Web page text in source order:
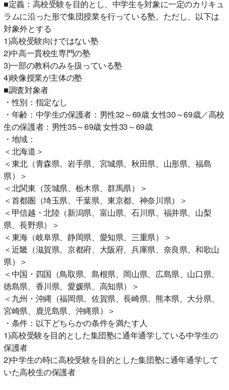
■定義：高校受験を目的とし、中学生を対象に一定のカリキュ
ラムに沿った形で集団授業を行っている塾。ただし、以下は
対象外とする
1)高校受験向けではない塾
2)中高一貫校生専門の塾
3)一部の教科のみを扱っている塾
4)映像授業が主体の塾
■調査対象者
・性別：指定なし
・年齢：中学生の保護者：男性32～69歳 女性30～69歳／高校
生の保護者：男性35～69歳 女性33～69歳
・地域：
＜北海道＞
＜東北（青森県、岩手県、宮城県、秋田県、山形県、福島
県）＞
＜北関東（茨城県、栃木県、群馬県）＞
＜首都圏（埼玉県、千葉県、東京都、神奈川県）＞
＜甲信越・北陸（新潟県、富山県、石川県、福井県、山梨
県、長野県）＞
＜東海（岐阜県、静岡県、愛知県、三重県）＞
＜近畿（滋賀県、京都府、大阪府、兵庫県、奈良県、和歌山
県）＞
＜中国・四国（鳥取県、島根県、岡山県、広島県、山口県、
徳島県、香川県、愛媛県、高知県）＞
＜九州・沖縄（福岡県、佐賀県、長崎県、熊本県、大分県、
宮崎県、鹿児島県、沖縄県）＞
・条件：以下どちらかの条件を満たす人
1)高校受験を目的とした集団塾に通年通学している中学生の
保護者
2)中学生の時に高校受験を目的とした集団塾に通年通学して
いた高校生の保護者